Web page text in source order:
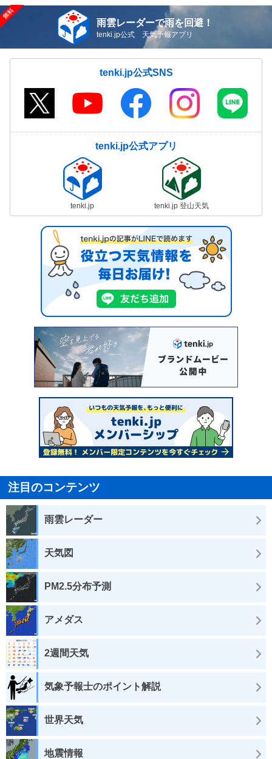
雨雲レーダーで雨を回避！
tenki.jp公式 天気予報アプリ
tenki.jp公式SNS
tenki.jp公式アプリ
tenki.jp tenki.jp 登山天気
注目のコンテンツ
雨雲レーダー
天気図
PM2.5分布予測
アメダス
2週間天気
気象予報士のポイント解説
世界天気
地震情報